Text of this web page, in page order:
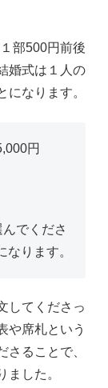
部500円前後
婚式は１人の
になります。
円
でくださ
ります。
してくださっ
や席札という
さることで、
ました。